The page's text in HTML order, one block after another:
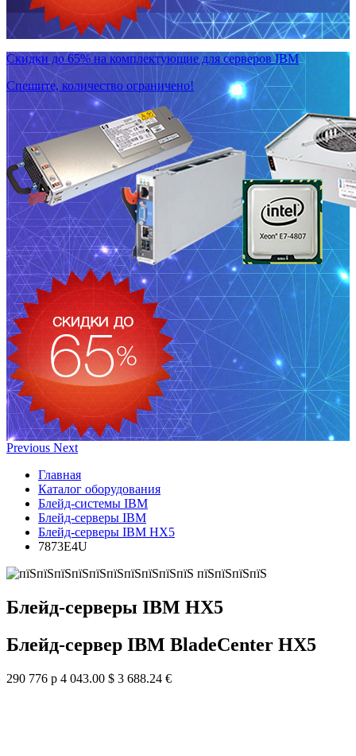
Скидки до 65% на комплектующие для серверов IBM
Спешите, количество ограничено!
Previous Next
Главная
Каталог оборудования
Блейд-системы IBM
Блейд-серверы IBM
Блейд-серверы IBM HX5
7873E4U
Блейд-серверы IBM HX5
Блейд-сервер IBM BladeCenter HX5
290 776 р 4 043.00 $ 3 688.24 €